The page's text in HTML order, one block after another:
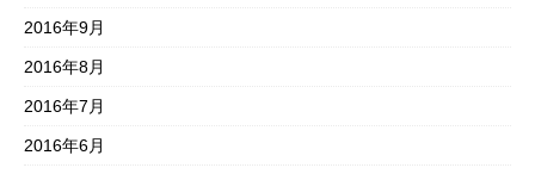
2016年9月
2016年8月
2016年7月
2016年6月